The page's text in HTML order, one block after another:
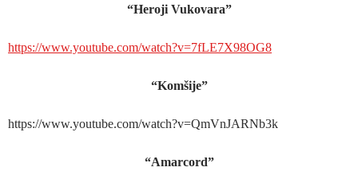
“Heroji Vukovara”
https://www.youtube.com/watch?v=7fLE7X98OG8
“Komšije”
https://www.youtube.com/watch?v=QmVnJARNb3k
“Amarcord”